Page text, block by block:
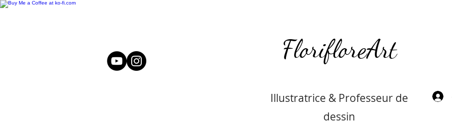
FlorifloreArt
Illustratrice & Professeur de
dessin